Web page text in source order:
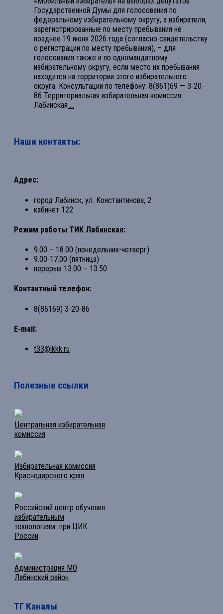
Государственной Думы для голосования по
федеральному избирательному округу, а избиратели,
зарегистрированные по месту пребывания не
позднее 19 июня 2026 года (согласно свидетельству
о регистрации по месту пребывания), – для
голосования также и по одномандатному
избирательному округу, если место их пребывания
находится на территории этого избирательного
округа. Консультации по телефону: 8(861)69 — 3-20-
86 Территориальная избирательная комиссия
Лабинская ...
Наши контакты:
Адрес:
город Лабинск, ул. Константинова, 2
кабинет 122
Режим работы ТИК Лабинская:
9.00 – 18.00 (понедельник-четверг)
9.00-17.00 (пятница)
перерыв 13.00 – 13.50
Контактный телефон:
8(86169) 3-20-86
E-mail:
t33@ikkk.ru
Полезные ссылки
Центральная избирательная
комиссия
Избирательная комиссия
Краснодарского края
Российский центр обучения
избирательным
технологиям при ЦИК
России
Администрация МО
Лабинский район
ТГ Каналы